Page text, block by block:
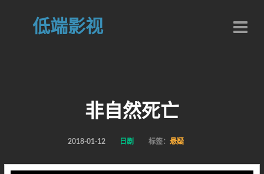
低端影视
非自然死亡
2018-01-12 日剧 标签： 悬疑